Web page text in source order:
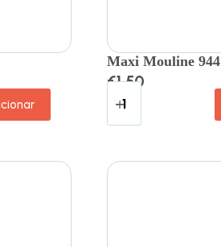
Maxi Mouline 944
€1.50